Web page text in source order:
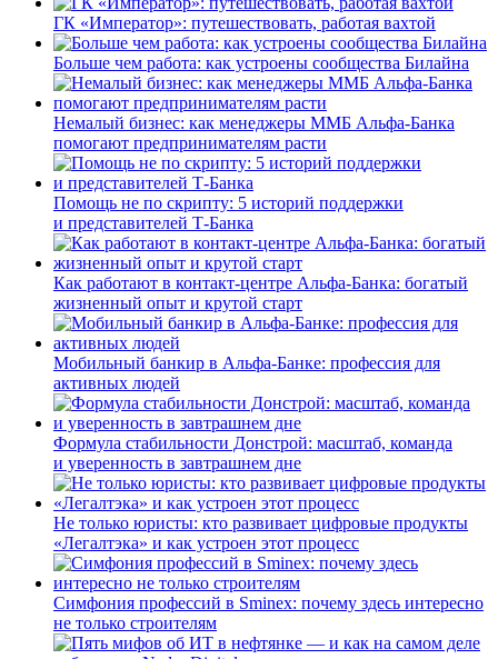
ГК «Император»: путешествовать, работая вахтой
Больше чем работа: как устроены сообщества Билайна
Немалый бизнес: как менеджеры ММБ Альфа-Банка
помогают предпринимателям расти
Помощь не по скрипту: 5 историй поддержки
и представителей Т-Банка
Как работают в контакт-центре Альфа-Банка: богатый
жизненный опыт и крутой старт
Мобильный банкир в Альфа-Банке: профессия для
активных людей
Формула стабильности Донстрой: масштаб, команда
и уверенность в завтрашнем дне
Не только юристы: кто развивает цифровые продукты
«Легалтэка» и как устроен этот процесс
Симфония профессий в Sminex: почему здесь интересно
не только строителям